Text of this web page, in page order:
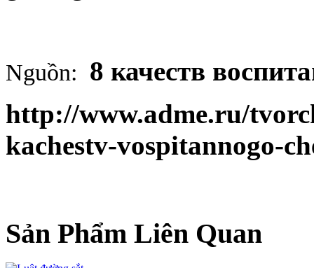
Nguồn: 8 качеств
http://www.adme.ru/
kachestv-vospitannogo-
Sản Phẩm Liên Quan